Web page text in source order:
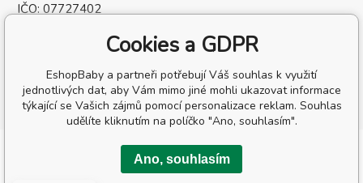
IČO: 07727402
Copyright © 2026 EasyStock s.r.o.
Všechna práva vyhrazena.
Cookies a GDPR
EshopBaby a partneři potřebují Váš souhlas k využití
jednotlivých dat, aby Vám mimo jiné mohli ukazovat informace
týkající se Vašich zájmů pomocí personalizace reklam. Souhlas
udělíte kliknutím na políčko "Ano, souhlasím".
Ano, souhlasím